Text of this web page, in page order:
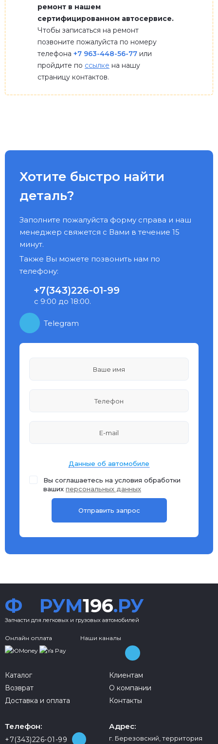
ремонт в нашем
сертифицированном автосервисе.
Чтобы записаться на ремонт
позвоните пожалуйста по номеру
телефона +7 963-448-56-77 или
пройдите по ссылке на нашу
страницу контактов.
Хотите быстро найти
деталь?
Заполните пожалуйста форму справа и наш
менеджер свяжется с Вами в течение 15
минут.
Также Вы можете позвонить нам по
телефону:
+7(343)226-01-99
с 9:00 до 18:00.
Telegram
Данные об автомобиле
Вы соглашаетесь на условия обработки
ваших персональных данных
Ф РУМ196.РУ
Запчасти для легковых и грузовых автомобилей
Онлайн оплата Наши каналы
Каталог
Возврат
Доставка и оплата
Клиентам
О компании
Контакты
Телефон:
+7(343)226-01-99
Адрес:
г. Березовский, территория